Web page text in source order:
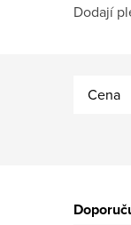
Dodají
Cena
ý
Ř